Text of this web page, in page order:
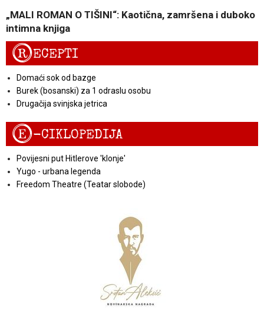
„MALI ROMAN O TIŠINI“: Kaotična, zamršena i duboko
intimna knjiga
RECEPTI
Domaći sok od bazge
Burek (bosanski) za 1 odraslu osobu
Drugačija svinjska jetrica
E-CIKLOPEDIJA
Povijesni put Hitlerove 'klonje'
Yugo - urbana legenda
Freedom Theatre (Teatar slobode)